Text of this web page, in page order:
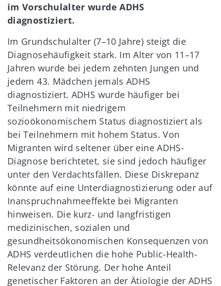
im Vorschulalter wurde ADHS
diagnostiziert.
Im Grundschulalter (7–10 Jahre) steigt die
Diagnosehäufigkeit stark. Im Alter von 11–17
Jahren wurde bei jedem zehnten Jungen und
jedem 43. Mädchen jemals ADHS
diagnostiziert. ADHS wurde häufiger bei
Teilnehmern mit niedrigem
sozioökonomischem Status diagnostiziert als
bei Teilnehmern mit hohem Status. Von
Migranten wird seltener über eine ADHS-
Diagnose berichtetet, sie sind jedoch häufiger
unter den Verdachtsfällen. Diese Diskrepanz
könnte auf eine Unterdiagnostizierung oder auf
Inanspruchnahmeeffekte bei Migranten
hinweisen. Die kurz- und langfristigen
medizinischen, sozialen und
gesundheitsökonomischen Konsequenzen von
ADHS verdeutlichen die hohe Public-Health-
Relevanz der Störung. Der hohe Anteil
genetischer Faktoren an der Ätiologie der ADHS